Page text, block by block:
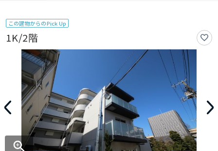
この建物からのPick Up
1K/2階